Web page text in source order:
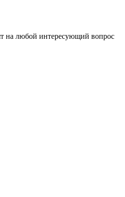
на любой интересующий вопрос